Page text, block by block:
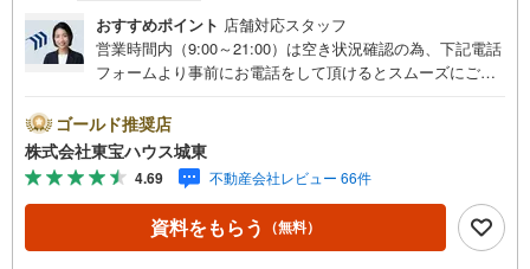
おすすめポイント 店舗対応スタッフ
営業時間内（9:00～21:00）は空き状況確認の為、下記電話
フォームより事前にお電話をして頂けるとスムーズにご案
カレンダーの作成▽ご購入後もお客様の人生のパートナー
として暮らしの「安心」を守り続けます。【Yahoo！ 不動
産キャンペーン対象店舗】当店で物件を成約するとPayPay
ボーナスライトがもらえる「Yahoo！ 不動産 物件ご成約キ
ャンペーン」の対象になります。「資料をもらう」「見学
予約をする」ボタンからお問い合わせください。※必ずYah
ゴールド推奨店
株式会社東宝ハウス城東
4.69 不動産会社レビュー 66件
資料をもらう （無料）